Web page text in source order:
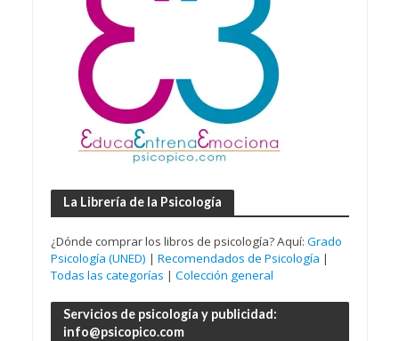
La Librería de la Psicología
¿Dónde comprar los libros de psicología? Aquí: Grado
Psicología (UNED) | Recomendados de Psicología |
Todas las categorías | Colección general
Servicios de psicología y publicidad:
info@psicopico.com